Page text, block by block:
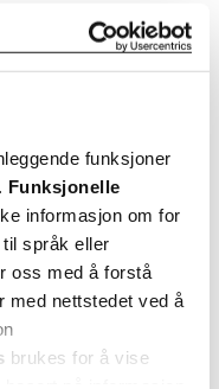
funksjoner
Funksjonelle
informasjon om for
språk eller
oss med å forstå
med nettstedet ved å
brukes for å vise